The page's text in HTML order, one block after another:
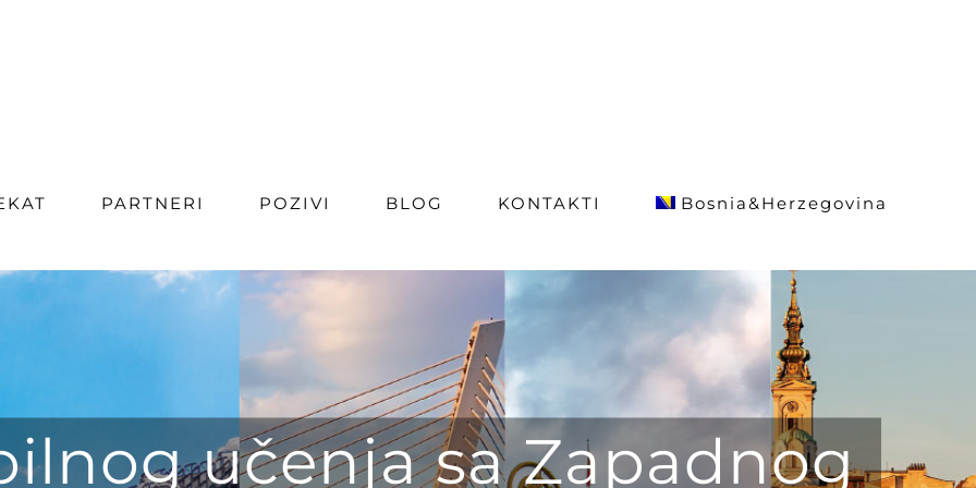
PARTNERI POZIVI BLOG KONTAKTI Bosnia&Herzegovina
učenja sa Zapadnog